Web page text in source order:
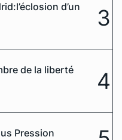
d’un
3
de la liberté
4
Pression